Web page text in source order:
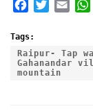
c
e
b
t
t
i
l
Tags:
Raipur- Tap
Gahanandar
mountain